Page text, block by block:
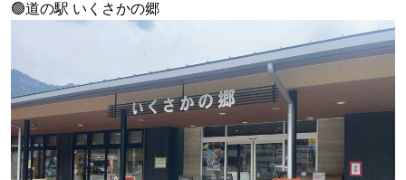
🟢道の駅 いくさかの郷